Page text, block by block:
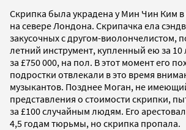
Скрипка была украдена у Мин Чин Ким в
на севере Лондона. Скрипачка ела
закусочных с другом-виолончелистом,
летний инструмент, купленный ею за 10
за £750 000, на пол. В этот момент его
подростки отвлекали в это время
музыкантов. Позднее Моган, не
представления о стоимости скрипки,
за £100 случайным людям. Его
4,5 годам тюрьмы, но скрипка пропала.